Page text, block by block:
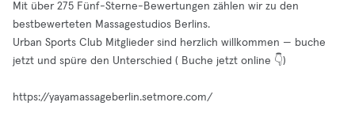
Mit über 275 Fünf-Sterne-Bewertungen zählen wir zu den
bestbewerteten Massagestudios Berlins.
Urban Sports Club Mitglieder sind herzlich willkommen — buche
jetzt und spüre den Unterschied ( Buche jetzt online 👇)
https://yayamassageberlin.setmore.com/